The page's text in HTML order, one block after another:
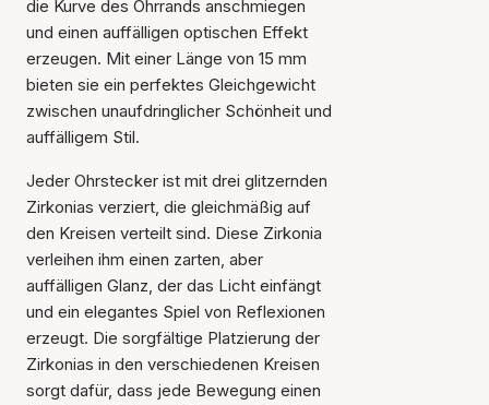
die Kurve des Ohrrands anschmiegen
und einen auffälligen optischen Effekt
erzeugen. Mit einer Länge von 15 mm
bieten sie ein perfektes Gleichgewicht
zwischen unaufdringlicher Schönheit und
auffälligem Stil.
Jeder Ohrstecker ist mit drei glitzernden
Zirkonias verziert, die gleichmäßig auf
den Kreisen verteilt sind. Diese Zirkonia
verleihen ihm einen zarten, aber
auffälligen Glanz, der das Licht einfängt
und ein elegantes Spiel von Reflexionen
erzeugt. Die sorgfältige Platzierung der
Zirkonias in den verschiedenen Kreisen
sorgt dafür, dass jede Bewegung einen